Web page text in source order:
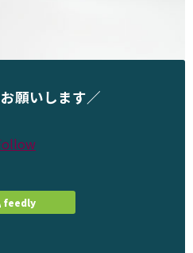
願いします／
feedly